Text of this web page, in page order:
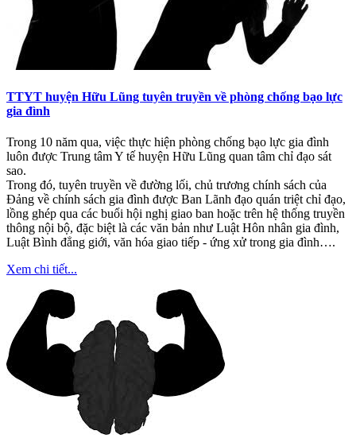
TTYT huyện Hữu Lũng tuyên truyền về phòng chống bạo lực
gia đình
Trong 10 năm qua, việc thực hiện phòng chống bạo lực gia đình
luôn được Trung tâm Y tế huyện Hữu Lũng quan tâm chỉ đạo sát
sao.
Trong đó, tuyên truyền về đường lối, chủ trương chính sách của
Đảng về chính sách gia đình được Ban Lãnh đạo quán triệt chỉ đạo,
lồng ghép qua các buổi hội nghị giao ban hoặc trên hệ thống truyền
thông nội bộ, đặc biệt là các văn bản như Luật Hôn nhân gia đình,
Luật Bình đẳng giới, văn hóa giao tiếp - ứng xử trong gia đình….
Xem chi tiết...